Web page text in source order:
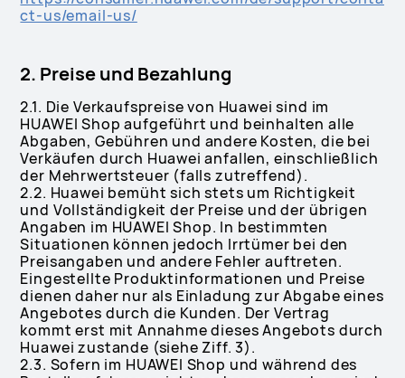
ct-us/email-us/
2. Preise und Bezahlung
2.1. Die Verkaufspreise von Huawei sind im
HUAWEI Shop aufgeführt und beinhalten alle
Abgaben, Gebühren und andere Kosten, die bei
Verkäufen durch Huawei anfallen, einschließlich
der Mehrwertsteuer (falls zutreffend).
2.2. Huawei bemüht sich stets um Richtigkeit
und Vollständigkeit der Preise und der übrigen
Angaben im HUAWEI Shop. In bestimmten
Situationen können jedoch Irrtümer bei den
Preisangaben und andere Fehler auftreten.
Eingestellte Produktinformationen und Preise
dienen daher nur als Einladung zur Abgabe eines
Angebotes durch die Kunden. Der Vertrag
kommt erst mit Annahme dieses Angebots durch
Huawei zustande (siehe Ziff. 3).
2.3. Sofern im HUAWEI Shop und während des